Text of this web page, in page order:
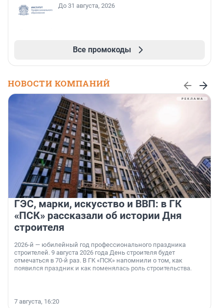
До 31 августа, 2026
Все промокоды
НОВОСТИ КОМПАНИЙ
ГЭС, марки, искусство и ВВП: в ГК
«ПСК» рассказали об истории Дня
строителя
2026-й — юбилейный год профессионального праздника
строителей. 9 августа 2026 года День строителя будет
отмечаться в 70-й раз. В ГК «ПСК» напомнили о том, как
появился праздник и как поменялась роль строительства.
7 августа, 16:20